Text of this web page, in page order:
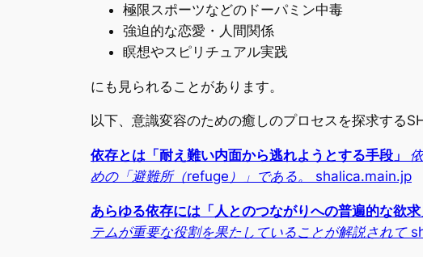
極限スポーツなどのドーパミン中毒
強迫的な恋愛・人間関係
瞑想やスピリチュアル実践
にも見られることがあります。
以下、意識変容のための癒しのプロセスを探求する
依存とは「耐え難い内面から逃れようとする手段」
めの「避難所（refuge）」である。 shalica.main.jp
あらゆる依存には「人とのつながりへの普遍的な欲
テムが重要な役割を果たしていることが解説されて